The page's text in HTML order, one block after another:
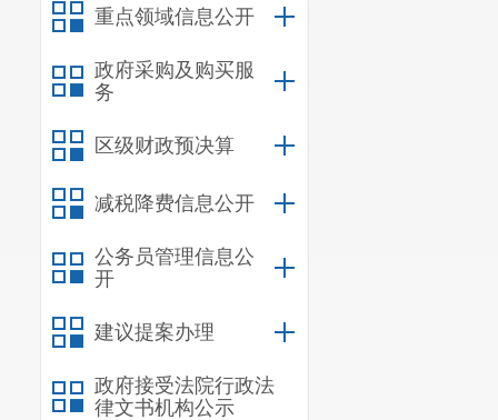
重点领域信息公开
政府采购及购买服
务
区级财政预决算
减税降费信息公开
公务员管理信息公
开
建议提案办理
政府接受法院行政法
律文书机构公示